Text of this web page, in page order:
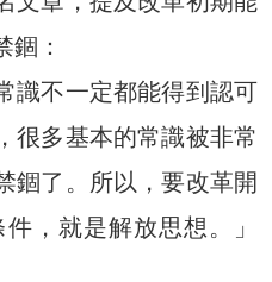
：
識不一定都能得到認可
很多基本的常識被非常
錮了。所以，要改革開
，就是解放思想。」